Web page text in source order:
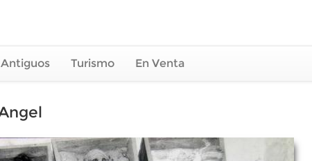
Turismo En Venta